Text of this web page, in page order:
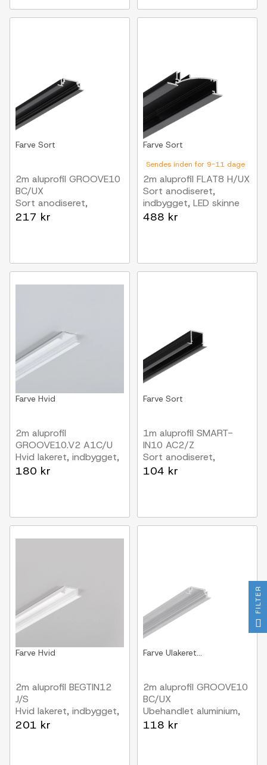
Farve Sort
2m aluprofil GROOVE10
BC/UX
Sort anodiseret,
indbygget, LED skinne
217 kr
Sendes inden for 9-11 dage
Farve Sort
2m aluprofil FLAT8 H/UX
Sort anodiseret,
indbygget, LED skinne
488 kr
Farve Hvid
2m aluprofil
GROOVE10.V2 A1C/U
Hvid lakeret, indbygget,
LED skinne
180 kr
Farve Sort
1m aluprofil SMART-
IN10 AC2/Z
Sort anodiseret,
indbygget, LED skinne
104 kr
Farve Hvid
2m aluprofil BEGTIN12
J/S
Hvid lakeret, indbygget,
LED skinne
201 kr
Farve Ulakeret...
2m aluprofil GROOVE10
BC/UX
Ubehandlet aluminium,
indbygget, LED skinne
118 kr
FILTER